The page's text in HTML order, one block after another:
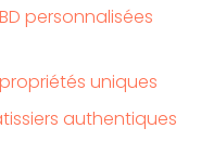
personnalisées
uniques
authentiques